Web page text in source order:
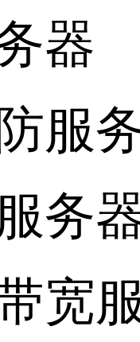
器
服
务
宽